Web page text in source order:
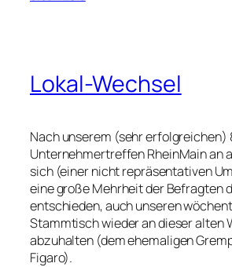
Lokal-Wechsel
Nach unserem (sehr erfolgreichen)
Unternehmertreffen RheinMain an
sich (einer nicht repräsentativen
eine große Mehrheit der Befragten
entschieden, auch unseren
Stammtisch wieder an dieser alten
abzuhalten (dem ehemaligen
Figaro).